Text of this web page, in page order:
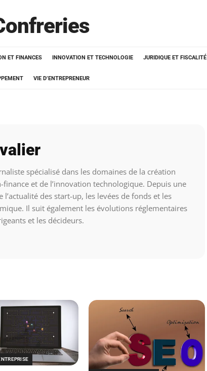
ET FINANCES INNOVATION ET TECHNOLOGIE JURIDIQUE ET FISCALITÉ
VIE D’ENTREPRENEUR
spécialisé dans les domaines de la création
finance et de l’innovation technologique. Depuis une
l’actualité des start-up, les levées de fonds et les
Il suit également les évolutions réglementaires
et les décideurs.